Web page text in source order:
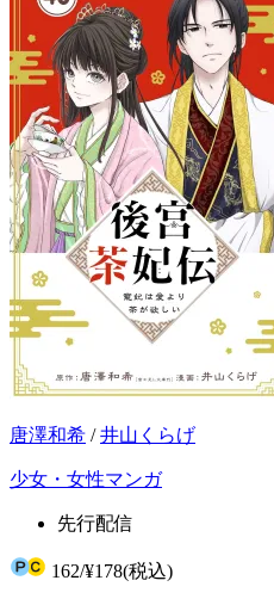
唐澤和希 /井山くらげ
少女・女性マンガ
先行配信
162/¥178(税込)